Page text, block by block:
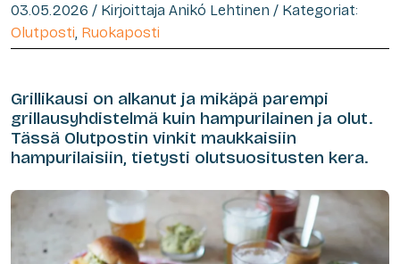
03.05.2026 / Kirjoittaja Anikó Lehtinen / Kategoriat:
Olutposti, Ruokaposti
Grillikausi on alkanut ja mikäpä parempi
grillausyhdistelmä kuin hampurilainen ja olut.
Tässä Olutpostin vinkit maukkaisiin
hampurilaisiin, tietysti olutsuositusten kera.